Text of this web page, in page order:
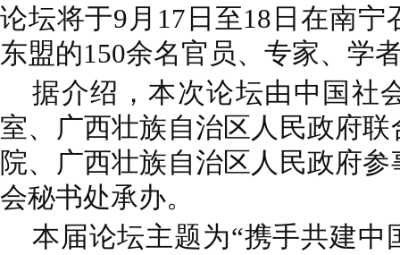
论坛将于9月17日至18日在南
东盟的150余名官员、专家、学
据介绍，本次论坛由中国社
室、广西壮族自治区人民政府
院、广西壮族自治区人民政府
会秘书处承办。
本届论坛主题为“携手共建